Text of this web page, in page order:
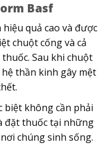
Basf
quả cao và được
chuột cống và cả
Sau khi chuột
thần kinh gây mệt
biệt không cần phải
đặt thuốc tại những
chúng sinh sống.